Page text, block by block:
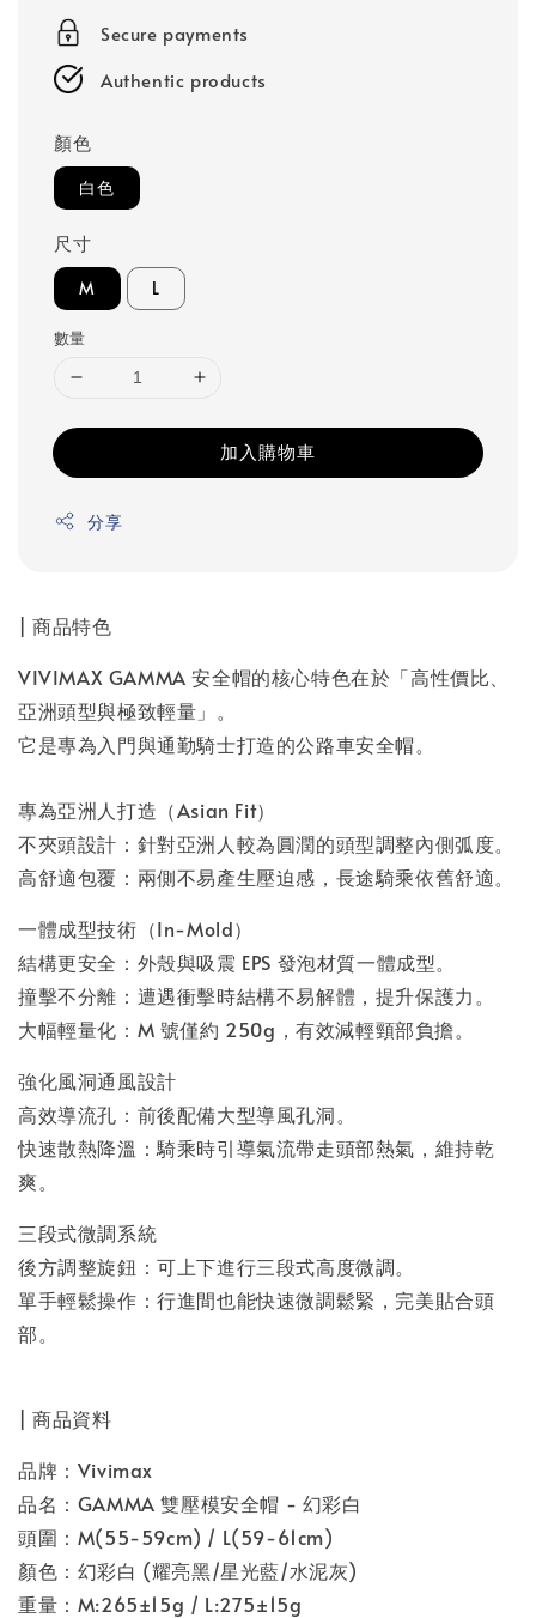
Secure payments
Authentic products
顏色
白色
尺寸
M L
數量
加入購物車
分享
| 商品特色
VIVIMAX GAMMA 安全帽的核心特色在於「高性價比、
亞洲頭型與極致輕量」。
它是專為入門與通勤騎士打造的公路車安全帽。
專為亞洲人打造（Asian Fit）
不夾頭設計：針對亞洲人較為圓潤的頭型調整內側弧度。
高舒適包覆：兩側不易產生壓迫感，長途騎乘依舊舒適。
一體成型技術（In-Mold）
結構更安全：外殼與吸震 EPS 發泡材質一體成型。
撞擊不分離：遭遇衝擊時結構不易解體，提升保護力。
大幅輕量化：M 號僅約 250g，有效減輕頸部負擔。
強化風洞通風設計
高效導流孔：前後配備大型導風孔洞。
快速散熱降溫：騎乘時引導氣流帶走頭部熱氣，維持乾
爽。
三段式微調系統
後方調整旋鈕：可上下進行三段式高度微調。
單手輕鬆操作：行進間也能快速微調鬆緊，完美貼合頭
部。
| 商品資料
品牌：Vivimax
品名：GAMMA 雙壓模安全帽 - 幻彩白
頭圍：M(55-59cm) / L(59-61cm)
顏色： 幻彩白 (耀亮黑/星光藍/水泥灰)
重量：M:265±15g / L:275±15g